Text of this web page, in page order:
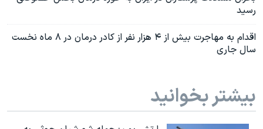
رسید
اقدام به مهاجرت بیش از ۴ هزار نفر از کادر درمان در ۸ ماه نخست
سال جاری
بیشتر بخوانید